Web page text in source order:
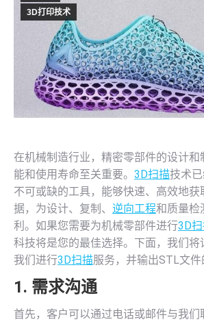
3D打印技术
在机械制造行业，精密零部件的设计和
能和使用寿命至关重要。 3D扫描技术
不可或缺的工具，能够快速、高效地获
据，为设计、复制、 逆向工程和质量检
利。如果您需要为机械零部件进行3D
科技将是您的最佳选择。下面，我们将
我们进行3D扫描服务，并输出STL文件
1. 需求沟通
首先，客户可以通过电话或邮件与我们